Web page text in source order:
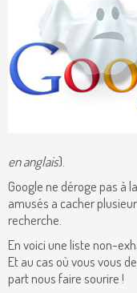
en anglais).
Google ne déroge pas à
amusés a cacher
recherche.
En voici une liste non-
Et au cas où vous vous
part nous faire sourire !